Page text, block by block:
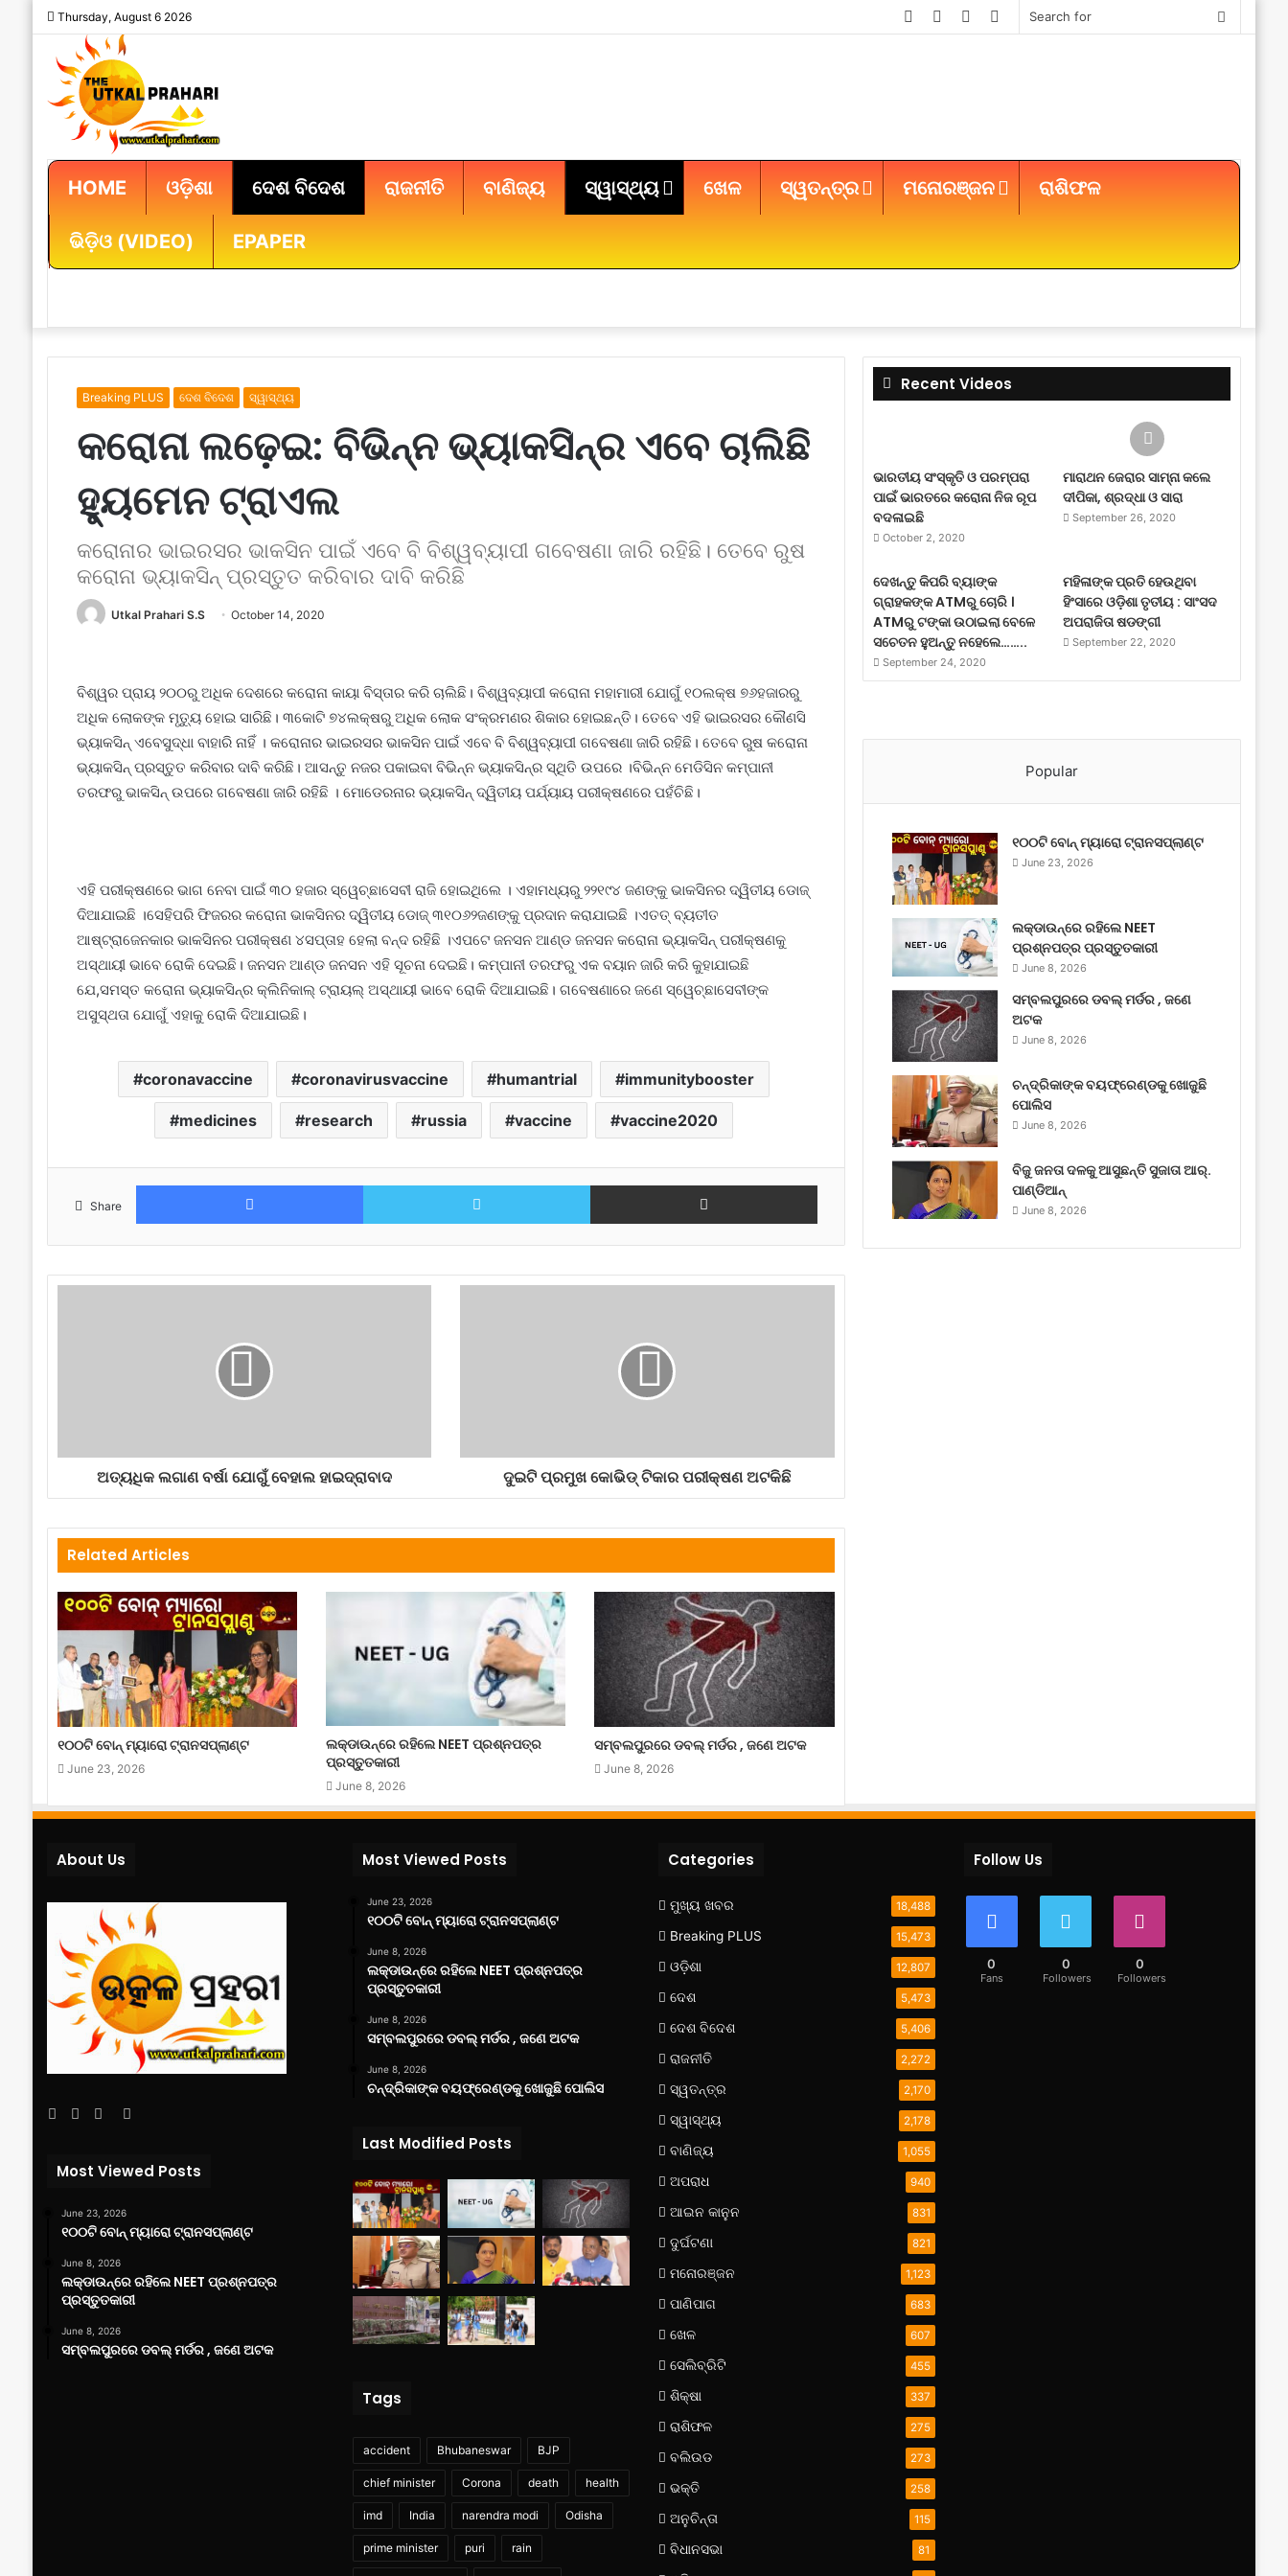
Thursday, August 6 2026 Instagram
YouTube
Twitter
Facebook
HOME ଓଡ଼ିଶା ଦେଶ ବିଦେଶ ରାଜନୀତି ବାଣିଜ୍ୟ ସ୍ୱାସ୍ଥ୍ୟ ଖେଳ ସ୍ୱତନ୍ତ୍ର ମନୋରଞ୍ଜନ ରାଶିଫଳ
ଭିଡ଼ିଓ (VIDEO) EPAPER
Breaking PLUS ଦେଶ ବିଦେଶ ସ୍ୱାସ୍ଥ୍ୟ
କରୋନା ଲଢ଼େଇ: ବିଭିନ୍ନ ଭ୍ୟାକସିନ୍ର ଏବେ ଚାଲିଛି
ହ୍ୟୁମେନ ଟ୍ରାଏଲ
କରୋନାର ଭାଇରସର ଭାକସିନ ପାଇଁ ଏ​ବେ ବି ବିଶ୍ୱବ୍ୟାପୀ ଗବେଷଣା ଜାରି ରହିଛି। ତେବେ ରୁଷ
କରୋନା ଭ୍ୟାକସିନ୍ ପ୍ରସ୍ତୁତ କରିବାର ଦାବି କରିଛି
Utkal Prahari S.S October 14, 2020
ବିଶ୍ୱର ପ୍ରାୟ ୨୦୦ରୁ ଅଧିକ ଦେଶରେ କରୋନା କାୟା ବିସ୍ତାର କରି ଚାଲିଛି। ବିଶ୍ୱବ୍ୟାପୀ କରୋନା ମହାମାରୀ ଯୋଗୁଁ ୧୦ଲକ୍ଷ ୭୬ହଜାରରୁ
ଅଧିକ ଲୋକଙ୍କ ମୃତ୍ୟୁ ହୋଇ ସାରିଛି। ୩କୋଟି ୭୪ଲକ୍ଷରୁ ଅଧିକ ଲୋକ ସଂକ୍ରମଣର ଶିକାର ହୋଇଛନ୍ତି। ତେବେ ଏହି ଭାଇରସର କୌଣସି
ଭ୍ୟାକସିନ୍ ଏବେସୁଦ୍ଧା ବାହାରି ନାହିଁ । କରୋନାର ଭାଇରସର ଭାକସିନ ପାଇଁ ଏ​ବେ ବି ବିଶ୍ୱବ୍ୟାପୀ ଗବେଷଣା ଜାରି ରହିଛି। ତେବେ ରୁଷ କରୋନା
ଭ୍ୟାକସିନ୍ ପ୍ରସ୍ତୁତ କରିବାର ଦାବି କରିଛି। ଆସନ୍ତୁ ନଜର ପକାଇବା ବିଭିନ୍ନ ଭ୍ୟାକସିନ୍ର ସ୍ଥିତି ଉପରେ ।ବିଭିନ୍ନ ମେଡିସିନ କମ୍ପାନୀ
ତରଫରୁ ଭାକସିନ୍ ଉପରେ ଗବେଷଣା ଜାରି ରହିଛି । ମୋଡେରନାର ଭ୍ୟାକସିନ୍ ଦ୍ୱିତୀୟ ପର୍ଯ୍ୟାୟ ପରୀକ୍ଷଣରେ ପହଁଚିଛି।
ଏହି ପରୀକ୍ଷଣରେ ଭାଗ ନେବା ପାଇଁ ୩୦ ହଜାର ସ୍ୱେଚ୍ଛାସେବୀ ରାଜି ହୋଇଥିଲେ । ଏହାମଧ୍ୟରୁ ୨୨୧୯୪ ଜଣଙ୍କୁ ଭାକସିନର ଦ୍ୱିତୀୟ ଡୋଜ୍
ଦିଆଯାଇଛି ।ସେହିପରି ଫିଜରର କରୋନା ଭାକସିନର ଦ୍ୱିତୀୟ ଡୋଜ୍ ୩୧୦୬୨ଜଣଙ୍କୁ ପ୍ରଦାନ କରାଯାଇଛି ।ଏତତ୍ ବ୍ୟତୀତ
ଆଷ୍ଟ୍ରାଜେନକାର ଭାକସିନର ପରୀକ୍ଷଣ ୪ସପ୍ତାହ ହେଲା ବନ୍ଦ ରହିଛି ।ଏପଟେ ଜନସନ ଆଣ୍ଡ ଜନସନ କରୋନା ଭ୍ୟାକସିନ୍ ପରୀକ୍ଷଣକୁ
ଅସ୍ଥାୟୀ ଭାବେ ରୋକି ଦେଇଛି। ଜନସନ ଆଣ୍ଡ ଜନସନ ଏହି ସୂଚନା ଦେଇଛି। କମ୍ପାନୀ ତରଫରୁ ଏକ ବୟାନ ଜାରି କରି କୁହାଯାଇଛି
ଯେ,ସମସ୍ତ କରୋନା ଭ୍ୟାକସିନ୍ର କ୍ଲିନିକାଲ୍ ଟ୍ରାୟଲ୍ ଅସ୍ଥାୟୀ ଭାବେ ରୋକି ଦିଆଯାଇଛି। ଗବେଷଣାରେ ଜଣେ ସ୍ୱେଚ୍ଛାସେବୀଙ୍କ
ଅସୁସ୍ଥତା ଯୋଗୁଁ ଏହାକୁ ରୋକି ଦିଆଯାଇଛି।
coronavaccine coronavirusvaccine humantrial immunitybooster
medicines research russia vaccine vaccine2020
Share
Facebook Twitter Share via Email
ଅତ୍ୟଧିକ ଲଗାଣ ବର୍ଷା ଯୋଗୁଁ ବେହାଲ ହାଇଦ୍ରାବାଦ ଦୁଇଟି ପ୍ରମୁଖ କୋଭିଡ୍‌ ଟିକାର ପରୀକ୍ଷଣ ଅଟକିଛି
Related Articles
୧୦୦ଟି ବୋନ୍ ମ୍ୟାରୋ ଟ୍ରାନସପ୍ଲାଣ୍ଟ
June 23, 2026
ଲକ୍‌ଡାଉନ୍‌ରେ ରହିଲେ NEET ପ୍ରଶ୍ନପତ୍ର
ପ୍ରସ୍ତୁତକାରୀ
June 8, 2026
ସମ୍ବଲପୁରରେ ଡବଲ୍ ମର୍ଡର , ଜଣେ ଅଟକ
June 8, 2026
Recent Videos
ଭାରତୀୟ ସଂସ୍କୃତି ଓ ପରମ୍ପରା
ପାଇଁ ଭାରତରେ କରୋନା ନିଜ ରୂପ
ବଦଳାଇଛି
October 2, 2020
ମାରାଥନ ଜେରାର ସାମ୍ନା କଲେ
ଦୀପିକା, ଶ୍ରଦ୍ଧା ଓ ସାରା
September 26, 2020
ଦେଖନ୍ତୁ କିପରି ବ୍ୟାଙ୍କ
ଗ୍ରାହକଙ୍କ ATMରୁ ଚୋରି ।
ATMରୁ ଟଙ୍କା ଉଠାଇଲା ବେଳେ
ସଚେତନ ହୁଅନ୍ତୁ ନହେଲେ……..
September 24, 2020
ମହିଳାଙ୍କ ପ୍ରତି ହେଉଥିବା
ହିଂସାରେ ଓଡ଼ିଶା ତୃତୀୟ : ସାଂସଦ
ଅପରାଜିତା ଷଡଙ୍ଗୀ
September 22, 2020
Popular
୧୦୦ଟି ବୋନ୍ ମ୍ୟାରୋ ଟ୍ରାନସପ୍ଲାଣ୍ଟ
June 23, 2026
ଲକ୍‌ଡାଉନ୍‌ରେ ରହିଲେ NEET
ପ୍ରଶ୍ନପତ୍ର ପ୍ରସ୍ତୁତକାରୀ
June 8, 2026
ସମ୍ବଲପୁରରେ ଡବଲ୍ ମର୍ଡର , ଜଣେ
ଅଟକ
June 8, 2026
ଚନ୍ଦ୍ରିକାଙ୍କ ବୟଫ୍ରେଣ୍ଡକୁ ଖୋଜୁଛି
ପୋଲିସ
June 8, 2026
ବିଜୁ ଜନତା ଦଳକୁ ଆସୁଛନ୍ତି ସୁଜାତା ଆର୍‌.
ପାଣ୍ଡିଆନ୍
June 8, 2026
About Us
Facebook
TwitterYouTube
Most Viewed Posts
June 23, 2026
୧୦୦ଟି ବୋନ୍ ମ୍ୟାରୋ ଟ୍ରାନସପ୍ଲାଣ୍ଟ
June 8, 2026
ଲକ୍‌ଡାଉନ୍‌ରେ ରହିଲେ NEET ପ୍ରଶ୍ନପତ୍ର
ପ୍ରସ୍ତୁତକାରୀ
June 8, 2026
ସମ୍ବଲପୁରରେ ଡବଲ୍ ମର୍ଡର , ଜଣେ ଅଟକ
Most Viewed Posts
June 23, 2026
୧୦୦ଟି ବୋନ୍ ମ୍ୟାରୋ ଟ୍ରାନସପ୍ଲାଣ୍ଟ
June 8, 2026
ଲକ୍‌ଡାଉନ୍‌ରେ ରହିଲେ NEET ପ୍ରଶ୍ନପତ୍ର
ପ୍ରସ୍ତୁତକାରୀ
June 8, 2026
ସମ୍ବଲପୁରରେ ଡବଲ୍ ମର୍ଡର , ଜଣେ ଅଟକ
June 8, 2026
ଚନ୍ଦ୍ରିକାଙ୍କ ବୟଫ୍ରେଣ୍ଡକୁ ଖୋଜୁଛି ପୋଲିସ
Last Modified Posts
Tags
accident Bhubaneswar BJP
chief minister Corona death health
imd India narendra modi Odisha
prime minister puri rain
Categories
ମୁଖ୍ୟ ଖବର 18,488
Breaking PLUS 15,473
ଓଡ଼ିଶା 12,807
ଦେଶ 5,473
ଦେଶ ବିଦେଶ 5,406
ରାଜନୀତି 2,272
ସ୍ୱତନ୍ତ୍ର 2,170
ସ୍ୱାସ୍ଥ୍ୟ 2,178
ବାଣିଜ୍ୟ 1,055
ଅପରାଧ 940
ଆଇନ କାନୁନ 831
ଦୁର୍ଘଟଣା 821
ମନୋରଞ୍ଜନ 1,123
ପାଣିପାଗ 683
ଖେଳ 607
ସେଲିବ୍ରିଟି 455
ଶିକ୍ଷା 337
ରାଶିଫଳ 275
ବଲିଉଡ 273
ଭକ୍ତି 258
ଅନୁଚିନ୍ତା 115
ବିଧାନସଭା 81
Follow Us
0
Fans
0
Followers
0
Followers